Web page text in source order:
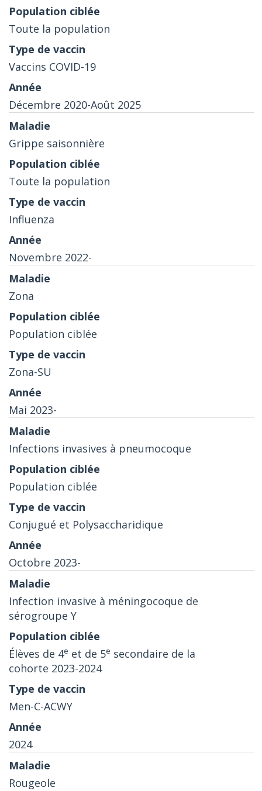
Toute la population
Vaccins COVID-19
Décembre 2020-Août 2025
Grippe saisonnière
Toute la population
Influenza
Novembre 2022-
Zona
Population ciblée
Zona-SU
Mai 2023-
Infections invasives à pneumocoque
Population ciblée
Conjugué et Polysaccharidique
Octobre 2023-
Infection invasive à méningocoque de
sérogroupe Y
Élèves de 4e et de 5e secondaire de la
cohorte 2023-2024
Men-C-ACWY
2024
Rougeole